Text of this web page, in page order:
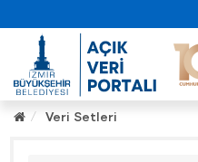
Veri Setleri